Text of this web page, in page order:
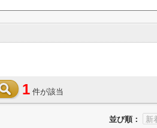
1 件が該当
並び順：